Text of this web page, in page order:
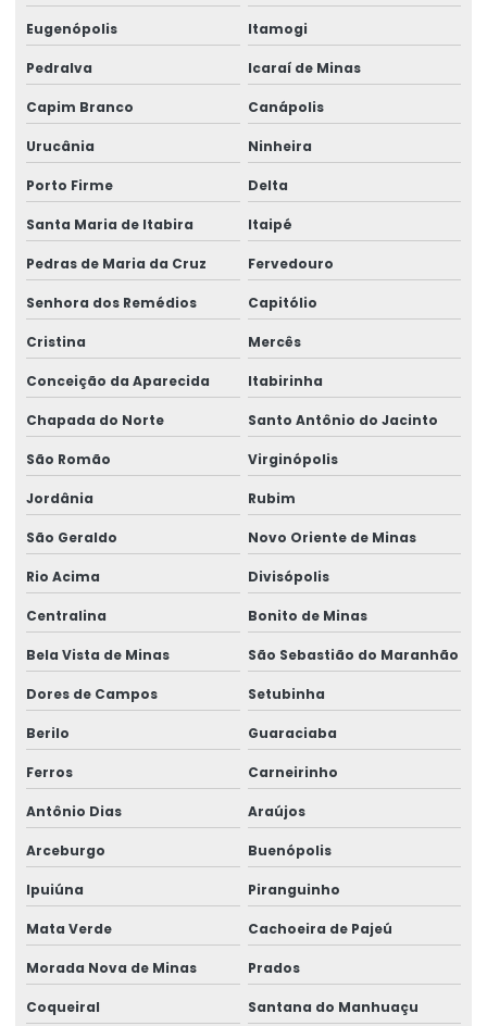
Eugenópolis Itamogi
Pedralva Icaraí de Minas
Capim Branco Canápolis
Urucânia Ninheira
Porto Firme Delta
Santa Maria de Itabira Itaipé
Pedras de Maria da Cruz Fervedouro
Senhora dos Remédios Capitólio
Cristina Mercês
Conceição da Aparecida Itabirinha
Chapada do Norte Santo Antônio do Jacinto
São Romão Virginópolis
Jordânia Rubim
São Geraldo Novo Oriente de Minas
Rio Acima Divisópolis
Centralina Bonito de Minas
Bela Vista de Minas São Sebastião do Maranhão
Dores de Campos Setubinha
Berilo Guaraciaba
Ferros Carneirinho
Antônio Dias Araújos
Arceburgo Buenópolis
Ipuiúna Piranguinho
Mata Verde Cachoeira de Pajeú
Morada Nova de Minas Prados
Coqueiral Santana do Manhuaçu